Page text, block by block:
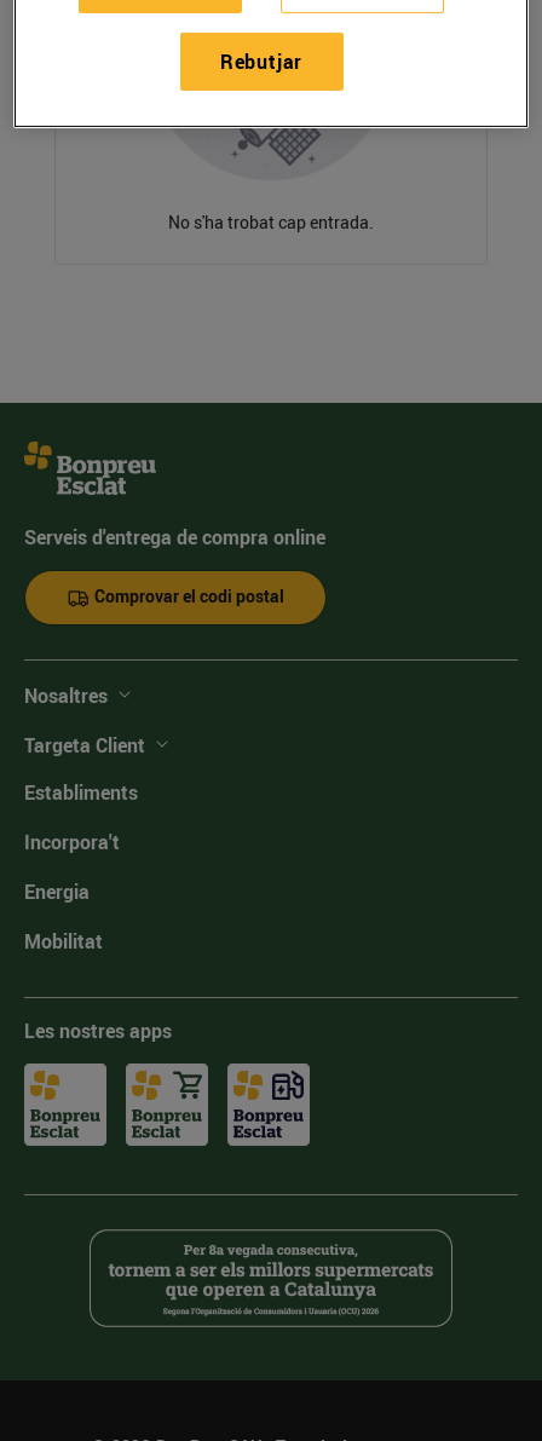
No s'ha trobat cap entrada.
Serveis d'entrega de compra online
Comprovar el codi postal
Nosaltres
Targeta Client
Establiments
Incorpora't
Energia
Mobilitat
Les nostres apps
Rebutjar